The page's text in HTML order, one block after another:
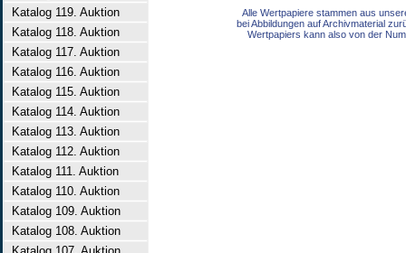
Katalog 119. Auktion
Katalog 118. Auktion
Katalog 117. Auktion
Katalog 116. Auktion
Katalog 115. Auktion
Katalog 114. Auktion
Katalog 113. Auktion
Katalog 112. Auktion
Katalog 111. Auktion
Katalog 110. Auktion
Katalog 109. Auktion
Katalog 108. Auktion
Alle Wertpapiere stammen aus
bei Abbildungen auf Archivmaterial
Wertpapiers kann also von der